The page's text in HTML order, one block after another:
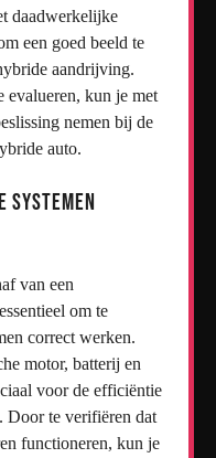
daadwerkelijke
een goed beeld te
aandrijving.
evalueren, kun je met
nemen bij de
auto.
systemen
van een
om te
correct werken.
motor, batterij en
voor de efficiëntie
Door te verifiëren dat
functioneren, kun je